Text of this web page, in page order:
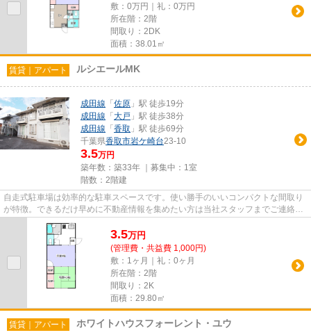
敷：0万円｜礼：0万円
所在階：2階
間取り：2DK
面積：38.01㎡
賃貸｜アパート ルシエールMK
成田線 「 佐原 」駅 徒歩19分
成田線 「 大戸 」駅 徒歩38分
成田線 「 香取 」駅 徒歩69分
千葉県香取市岩ケ崎台23-10
3.5万円
築年数：築33年 ｜募集中： 1室
階数：2階建
自走式駐車場は効率的な駐車スペースです。使い勝手のいいコンパクトな間取り
が特徴。できるだけ早めに不動産情報を集めたい方は当社スタッフまでご連絡く
ださい。地域の不動産情報を...
3.5万円
(管理費・共益費 1,000円)
敷：1ヶ月｜礼：0ヶ月
所在階：2階
間取り：2K
面積：29.80㎡
賃貸｜アパート ホワイトハウスフォーレント・ユウ